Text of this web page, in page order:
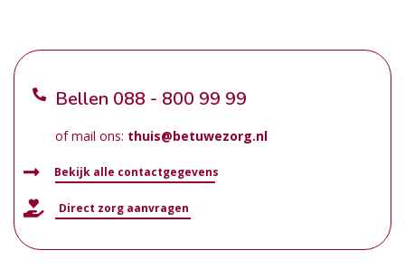
Bellen 088 - 800 99 99
of mail ons: thuis@betuwezorg.nl
Bekijk alle contactgegevens
Direct zorg aanvragen